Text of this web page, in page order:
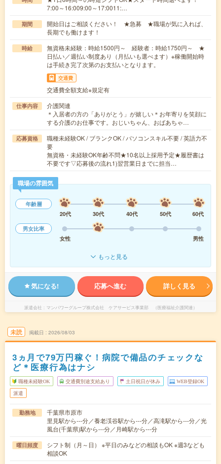
7:00～16:009:00～17:0011:…
期間
開始日はご相談ください！ ★急募 ★職場が気に入れば、
長期でも働けます！
時給
無資格未経験：時給1500円～ 経験者：時給1750円～ ★
日払い／週払い制度あり（月払いも選べます）※稼働開始時
は手続き完了次第のお支払いとなります。
交通費
交通費全額支給※規定有
仕事内容
介護関連
＊入居者の方の「ありがとう」が嬉しい＊お年寄りを笑顔に
する介護のお仕事です。おじいちゃん、おばあちゃ…
応募資格
職種未経験OK / ブランクOK / パソコンスキル不要 / 英語力不
要
無資格・未経験OK年齢不問★10名以上採用予定★履歴書は
不要です▽応募後の流れ1)翌営業日までに担当…
職場の雰囲気
年齢層
20代
30代 40代 50代
60代
男女比率
女性
男性
もっと見る
気になる! 応募へ進む 詳しく見る
派遣会社 マンパワーグループ株式会社 ケアサービス事業部 （医療福祉介護関連）
未読 掲載日 2026/08/03
3ヵ月で79万円稼ぐ！病院で備品のチェックな
ど＊医療行為はナシ
職種未経験OK 交通費別途支給あり 土日祝日が休み WEB登録OK
派遣
勤務地
千葉県市原市
里見駅から---分／養老渓谷駅から---分／高滝駅から---分／光
風台(千葉県)駅から---分／月崎駅から---分
曜日頻度
シフト制（月～日） ※平日のみなどの相談もOK ※週3なども
相談OK